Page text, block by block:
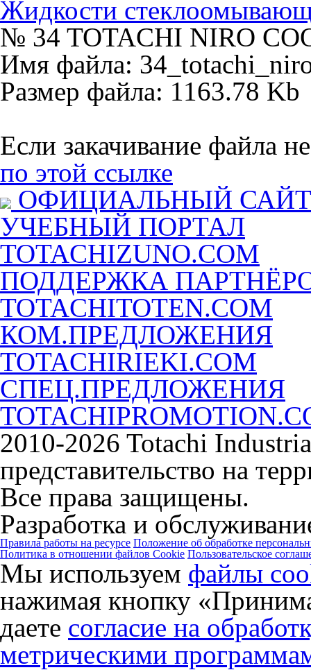
Жидкости
№ 34 TOTACHI NIRO
Имя файла:
Размер файла: 1163.78 Kb
Если закачивание файла
по этой ссылке
ОФИЦИАЛЬНЫЙ
УЧЕБНЫЙ ПОРТАЛ
TOTACHIZUNO.COM
ПОДДЕРЖКА
TOTACHITOTEN.COM
КОМ.ПРЕДЛОЖЕНИЯ
TOTACHIRIEKI.COM
СПЕЦ.ПРЕДЛОЖЕНИЯ
2010-2026 Totachi
представительство на
Все права защищены.
Разработка и
Правила работы на ресурсе Положение об обработке
Политика в отношении файлов Cookie Пользовательское
Мы используем файлы
нажимая кнопку
даете согласие на
метрическими